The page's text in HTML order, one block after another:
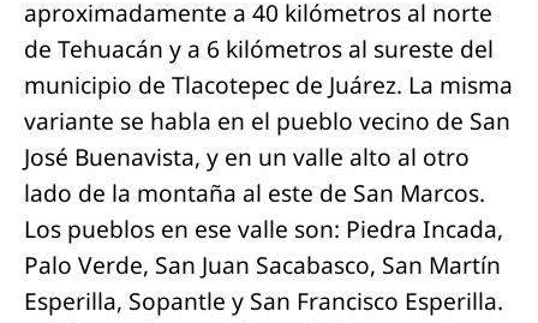
aproximadamente a 40 kilómetros al norte
de Tehuacán y a 6 kilómetros al sureste del
municipio de Tlacotepec de Juárez. La misma
variante se habla en el pueblo vecino de San
José Buenavista, y en un valle alto al otro
lado de la montaña al este de San Marcos.
Los pueblos en ese valle son: Piedra Incada,
Palo Verde, San Juan Sacabasco, San Martín
Esperilla, Sopantle y San Francisco Esperilla.